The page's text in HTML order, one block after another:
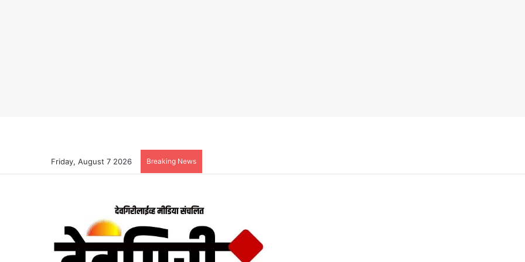
Friday, August 7 2026 Breaking News